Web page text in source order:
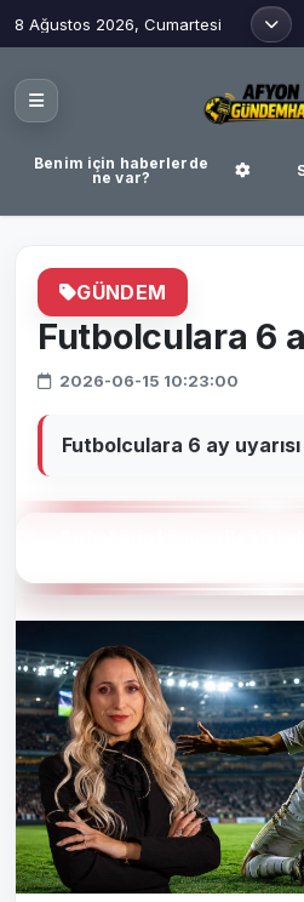
8 Ağustos 2026, Cumartesi
Benim için haberlerde
ne var?
GÜNDEM
Futbolculara 6
2026-06-15 10:23:00
Futbolculara 6 ay uyarısı